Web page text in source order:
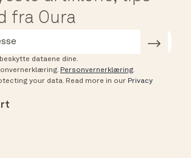
fra Oura
dataene dine.
Personvernerklæring.
your data. Read more in our Privacy